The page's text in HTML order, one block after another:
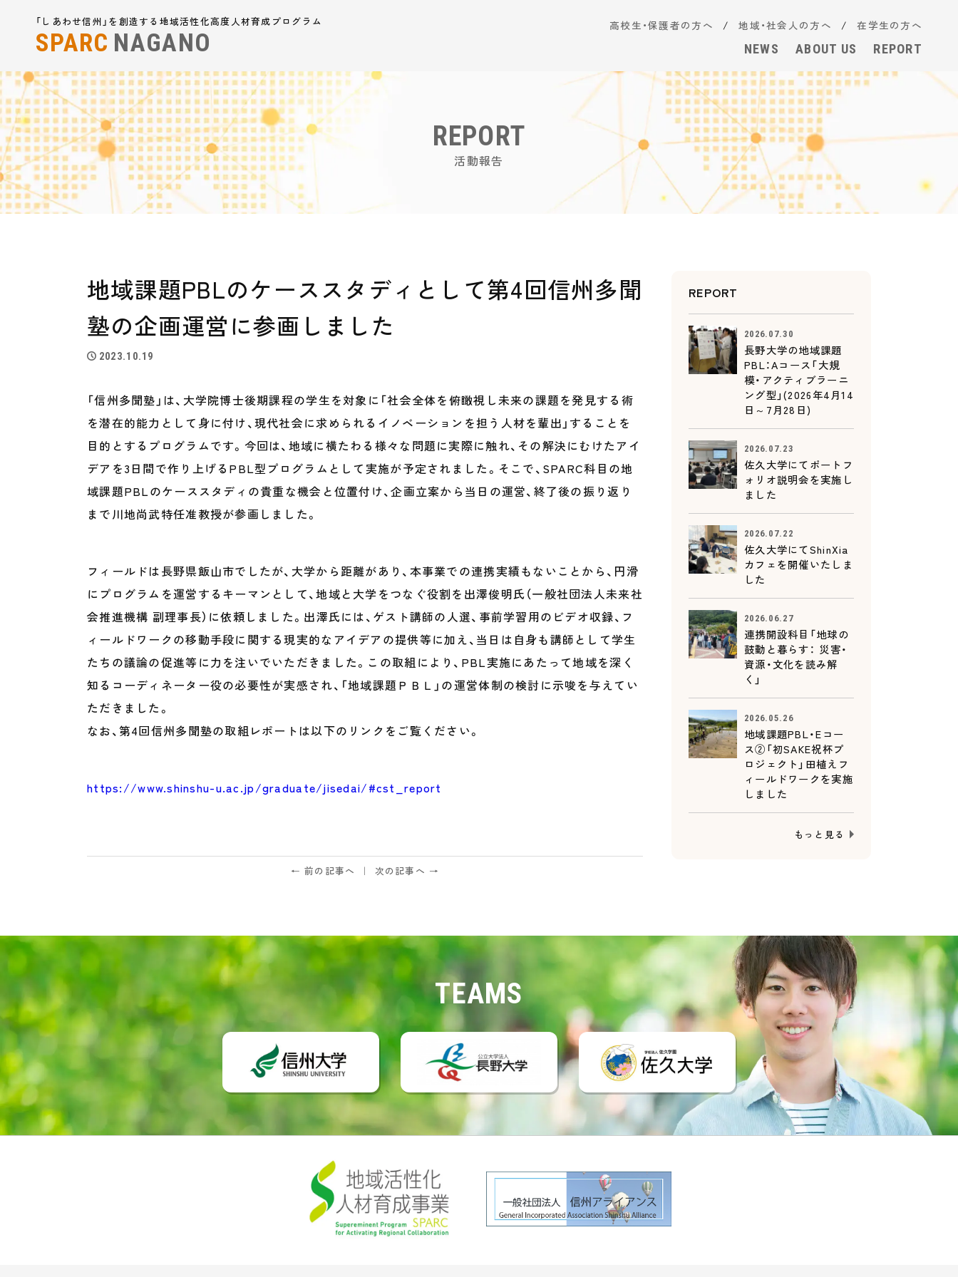
「しあわせ信州」を創造する地域活性化高度人材育成プログラム
SPARC NAGANO
高校生・保護者の方へ 地域・社会人の方へ 在学生の方へ
NEWS ABOUT US REPORT
REPORT
活動報告
地域課題PBLのケーススタディとして第4回信州多聞
塾の企画運営に参画しました
2023.10.19
「信州多聞塾」は、大学院博士後期課程の学生を対象に「社会全体を俯瞰視し未来の課題を発見する術
を潜在的能力として身に付け、現代社会に求められるイノベーションを担う人材を輩出」することを
目的とするプログラムです。今回は、地域に横たわる様々な問題に実際に触れ、その解決にむけたアイ
デアを3日間で作り上げるPBL型プログラムとして実施が予定されました。そこで、SPARC科目の地
域課題PBLのケーススタディの貴重な機会と位置付け、企画立案から当日の運営、終了後の振り返り
まで川地尚武特任准教授が参画しました。
フィールドは長野県飯山市でしたが、大学から距離があり、本事業での連携実績もないことから、円滑
にプログラムを運営するキーマンとして、地域と大学をつなぐ役割を出澤俊明氏（一般社団法人未来社
会推進機構 副理事長）に依頼しました。出澤氏には、ゲスト講師の人選、事前学習用のビデオ収録、フ
ィールドワークの移動手段に関する現実的なアイデアの提供等に加え、当日は自身も講師として学生
たちの議論の促進等に力を注いでいただきました。この取組により、PBL実施にあたって地域を深く
知るコーディネーター役の必要性が実感され、「地域課題ＰＢＬ」の運営体制の検討に示唆を与えてい
ただきました。
なお、第4回信州多聞塾の取組レポートは以下のリンクをご覧ください。
https://www.shinshu-u.ac.jp/graduate/jisedai/#cst_report
← 前の記事へ 次の記事へ →
REPORT
2026.07.30
長野大学の地域課題
PBL：Aコース「大規
模・アクティブラーニ
ング型」(2026年4月14
日～7月28日)
2026.07.23
佐久大学にてポートフ
ォリオ説明会を実施し
ました
2026.07.22
佐久大学にてShinXia
カフェを開催いたしま
した
2026.06.27
連携開設科目「地球の
鼓動と暮らす： 災害・
資源・文化を読み解
く」
2026.05.26
地域課題PBL・Eコー
ス②「初SAKE祝杯プ
ロジェクト」田植えフ
ィールドワークを実施
しました
もっと見る
TEAMS